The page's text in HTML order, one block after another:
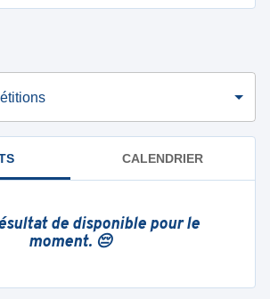
CALENDRIER
de disponible pour le
moment. 😔